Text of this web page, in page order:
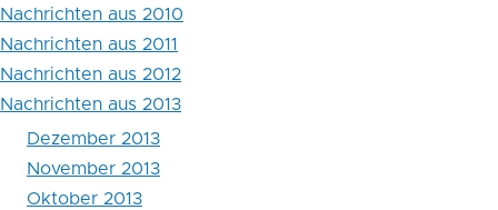
Buch
Nachrichten
aus
2013
Nachrichten aus 2010
Nachrichten aus 2011
Nachrichten aus 2012
Nachrichten aus 2013
Dezember 2013
November 2013
Oktober 2013